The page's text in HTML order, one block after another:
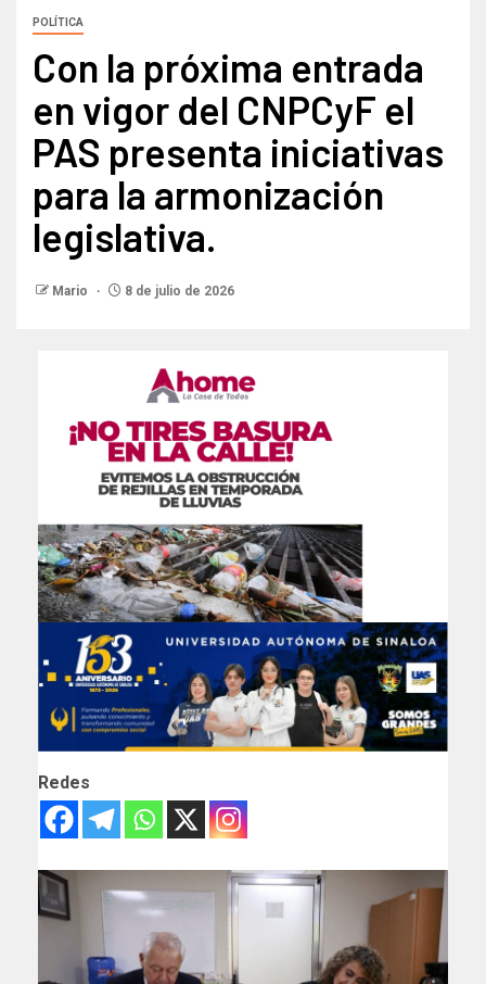
POLÍTICA
Con la próxima entrada
en vigor del CNPCyF el
PAS presenta iniciativas
para la armonización
legislativa.
Mario 8 de julio de 2026
Redes